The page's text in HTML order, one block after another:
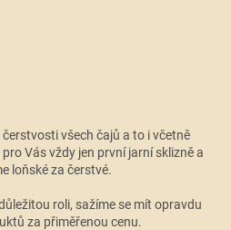
všech čajů a to i včetně
Vás vždy jen první jarní sklizně a
loňské za čerstvé.
roli, sažíme se mít opravdu
za přiměřenou cenu.